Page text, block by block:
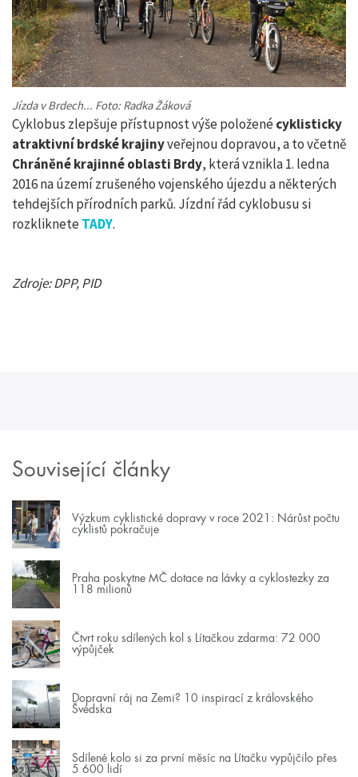
Jízda v Brdech... Foto: Radka Žáková
Cyklobus zlepšuje přístupnost výše položenécyklisticky
atraktivní brdské krajinyveřejnou dopravou, a to včetně
Chráněné krajinné oblasti Brdy, která vznikla 1. ledna
2016 na území zrušeného vojenského újezdu a některých
tehdejších přírodních parků. Jízdní řád cyklobusu si
rozklikneteTADY.
Zdroje: DPP, PID
Související články
Výzkum cyklistické dopravy v roce 2021: Nárůst počtu
cyklistů pokračuje
Praha poskytne MČ dotace na lávky a cyklostezky za
118 milionů
Čtvrt roku sdílených kol s Lítačkou zdarma: 72 000
výpůjček
Dopravní ráj na Zemi? 10 inspirací z královského
Švédska
Sdílené kolo si za první měsíc na Lítačku vypůjčilo přes
5 600 lidí